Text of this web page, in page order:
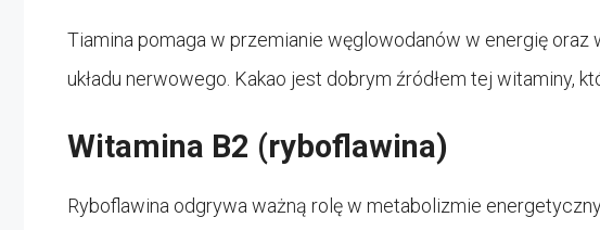
Tiamina pomaga w przemianie węglowodanów w energię oraz
układu nerwowego. Kakao jest dobrym źródłem tej witaminy,
Witamina B2 (ryboflawina)
Ryboflawina odgrywa ważną rolę w metabolizmie